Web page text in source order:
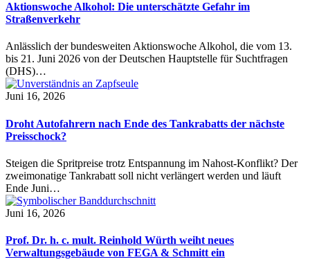
Aktionswoche Alkohol: Die unterschätzte Gefahr im
Straßenverkehr
Anlässlich der bundesweiten Aktionswoche Alkohol, die vom 13.
bis 21. Juni 2026 von der Deutschen Hauptstelle für Suchtfragen
(DHS)…
Juni 16, 2026
Droht Autofahrern nach Ende des Tankrabatts der nächste
Preisschock?
Steigen die Spritpreise trotz Entspannung im Nahost-Konflikt? Der
zweimonatige Tankrabatt soll nicht verlängert werden und läuft
Ende Juni…
Juni 16, 2026
Prof. Dr. h. c. mult. Reinhold Würth weiht neues
Verwaltungsgebäude von FEGA & Schmitt ein